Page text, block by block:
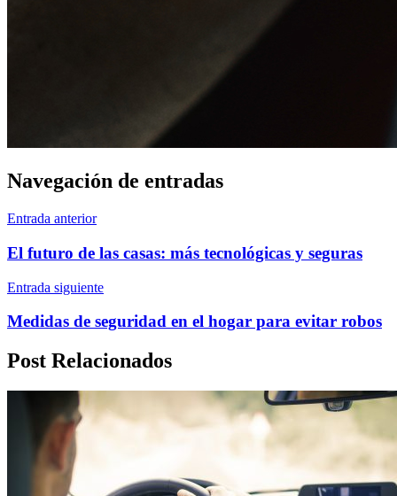
Navegación de entradas
Entrada anterior
El futuro de las casas: más tecnológicas y seguras
Entrada siguiente
Medidas de seguridad en el hogar para evitar robos
Post Relacionados